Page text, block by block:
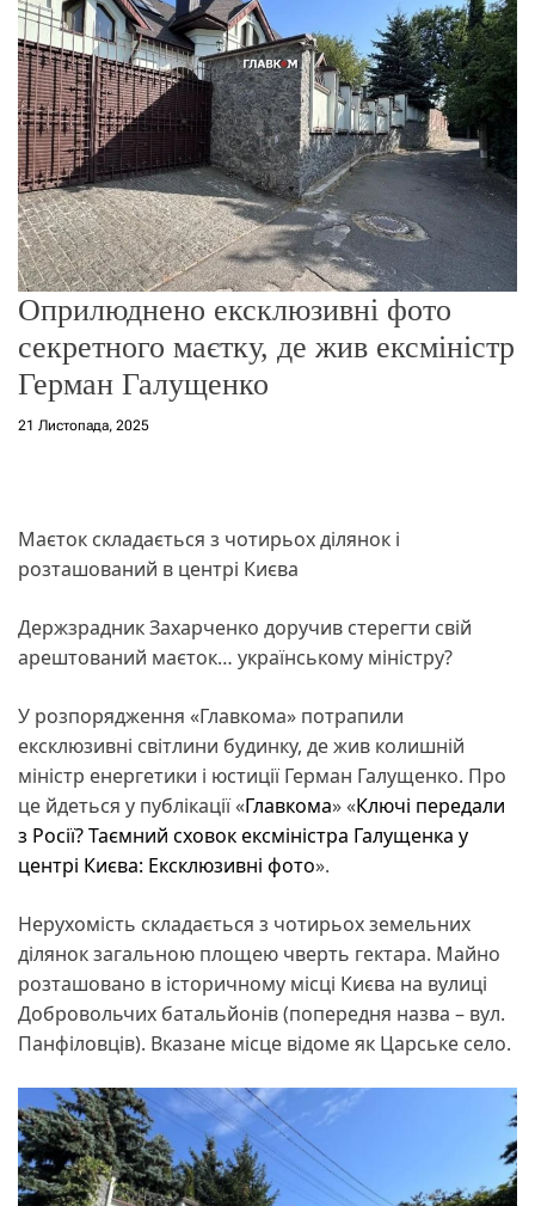
о
р
е
ж
и
м
у
Оприлюднено ексклюзивні фото
секретного маєтку, де жив ексміністр
Герман Галущенко
21 Листопада, 2025
Маєток складається з чотирьох ділянок і
розташований в центрі Києва
Держзрадник Захарченко доручив стерегти свій
арештований маєток… українському міністру?
У розпорядження «Главкома» потрапили
ексклюзивні світлини будинку, де жив колишній
міністр енергетики і юстиції Герман Галущенко. Про
це йдеться у публікації «Главкома» «Ключі передали
з Росії? Таємний сховок ексміністра Галущенка у
центрі Києва: Ексклюзивні фото».
Нерухомість складається з чотирьох земельних
ділянок загальною площею чверть гектара. Майно
розташовано в історичному місці Києва на вулиці
Добровольчих батальйонів (попередня назва – вул.
Панфіловців). Вказане місце відоме як Царське село.